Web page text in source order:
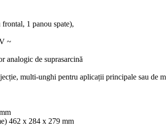
1 panou spate),
~
analogic de suprasarcină
multi-unghi pentru aplicații principale sau de
462 x 284 x 279 mm